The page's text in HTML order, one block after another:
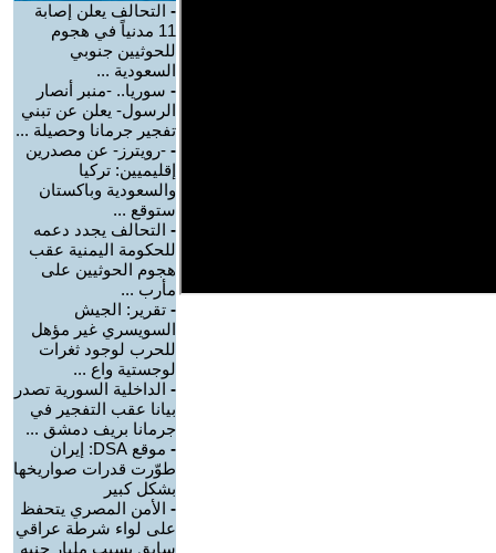
- التحالف يعلن إصابة
11 مدنياً في هجوم
للحوثيين جنوبي
السعودية ...
- سوريا.. -منبر أنصار
الرسول- يعلن عن تبني
تفجير جرمانا وحصيلة ...
- -رويترز- عن مصدرين
إقليميين: تركيا
والسعودية وباكستان
ستوقع ...
- التحالف يجدد دعمه
للحكومة اليمنية عقب
هجوم الحوثيين على
مأرب ...
- تقرير: الجيش
السويسري غير مؤهل
للحرب لوجود ثغرات
لوجستية واع ...
- الداخلية السورية تصدر
بيانا عقب التفجير في
جرمانا بريف دمشق ...
-
موقع DSA: إيران
طوّرت قدرات صواريخها
بشكل كبير
- الأمن المصري يتحفظ
على لواء شرطة عراقي
سابق بسبب مليار جنيه